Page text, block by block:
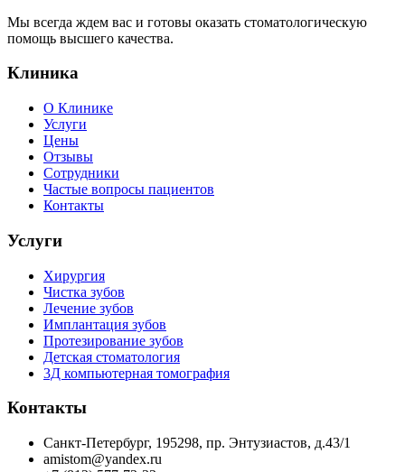
Мы всегда ждем вас и готовы оказать стоматологическую
помощь высшего качества.
Клиника
О Клинике
Услуги
Цены
Отзывы
Сотрудники
Частые вопросы пациентов
Контакты
Услуги
Хирургия
Чистка зубов
Лечение зубов
Имплантация зубов
Протезирование зубов
Детская стоматология
3Д компьютерная томография
Контакты
Санкт-Петербург, 195298, пр. Энтузиастов, д.43/1
amistom@yandex.ru